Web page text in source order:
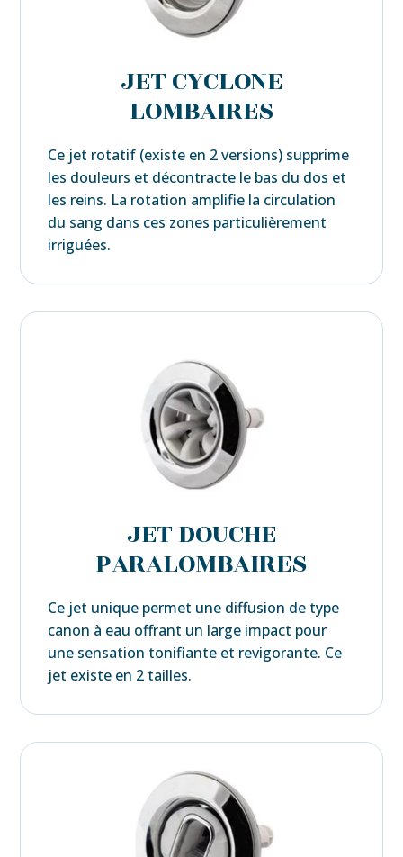
JET CYCLONE
LOMBAIRES
Ce jet rotatif (existe en 2 versions) supprime
les douleurs et décontracte le bas du dos et
les reins. La rotation amplifie la circulation
du sang dans ces zones particulièrement
irriguées.
JET DOUCHE
PARALOMBAIRES
Ce jet unique permet une diffusion de type
canon à eau offrant un large impact pour
une sensation tonifiante et revigorante. Ce
jet existe en 2 tailles.